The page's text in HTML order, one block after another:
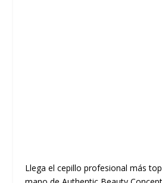
Llega el cepillo profesional más